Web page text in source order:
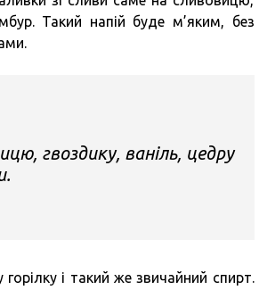
Такий напій буде м’яким, без
гвоздику, ваніль, цедру
і такий же звичайний спирт.